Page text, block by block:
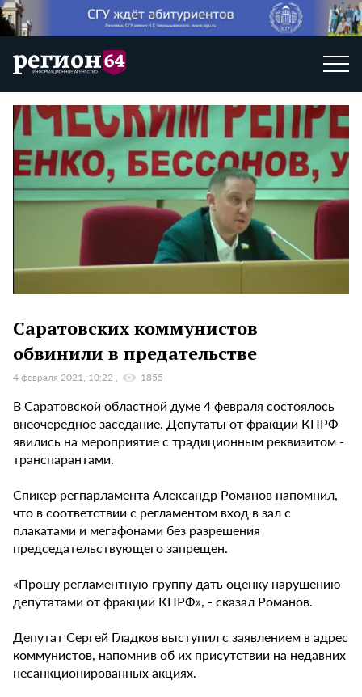
Саратовских коммунистов
обвинили в предательстве
4 февраля 2021, 10:22 1855
В Саратовской областной думе 4 февраля состоялось
внеочередное заседание. Депутаты от фракции КПРФ
явились на мероприятие с традиционным реквизитом -
транспарантами.
Спикер регпарламента Александр Романов напомнил,
что в соответствии с регламентом вход в зал с
плакатами и мегафонами без разрешения
председательствующего запрещен.
«Прошу регламентную группу дать оценку нарушению
депутатами от фракции КПРФ», - сказал Романов.
Депутат Сергей Гладков выступил с заявлением в адрес
коммунистов, напомнив об их присутствии на недавних
несанкционированных акциях.